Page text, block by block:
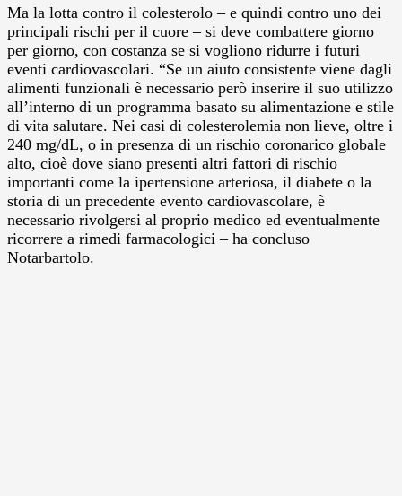
Ma la lotta contro il colesterolo – e quindi contro uno dei
principali rischi per il cuore – si deve combattere giorno
per giorno, con costanza se si vogliono ridurre i futuri
eventi cardiovascolari. “Se un aiuto consistente viene dagli
alimenti funzionali è necessario però inserire il suo utilizzo
all’interno di un programma basato su alimentazione e stile
di vita salutare. Nei casi di colesterolemia non lieve, oltre i
240 mg/dL, o in presenza di un rischio coronarico globale
alto, cioè dove siano presenti altri fattori di rischio
importanti come la ipertensione arteriosa, il diabete o la
storia di un precedente evento cardiovascolare, è
necessario rivolgersi al proprio medico ed eventualmente
ricorrere a rimedi farmacologici – ha concluso
Notarbartolo.